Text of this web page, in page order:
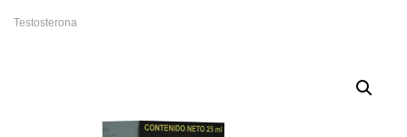
Testosterona